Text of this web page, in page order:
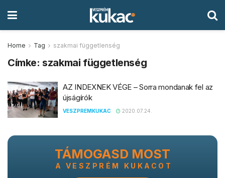
Home Tag szakmai függetlenség
Címke: szakmai függetlenség
AZ INDEXNEK VÉGE – Sorra mondanak fel az
újságírók
VESZPREMKUKAC 2020.07.24.
TÁMOGASD MOST
A VESZPRÉM KUKACOT